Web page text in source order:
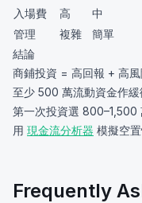
入場費
高
中
管理
複雜
簡單
結論
商鋪投資 = 高回報 + 高風
至少 500 萬流動資金作緩
第一次投資選 800–1,500
用 現金流分析器 模擬空
Frequently